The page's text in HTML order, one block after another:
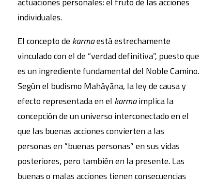
individuales.
El concepto de karmaestá estrechamente
vinculado con el de “verdad definitiva”, puesto que
es un ingrediente fundamental del Noble Camino.
Según el budismo Mahāyāna, la ley de causa y
efecto representada en el karmaimplica la
concepción de un universo interconectado en el
que las buenas acciones convierten a las
personas en “buenas personas” en sus vidas
posteriores, pero también en la presente. Las
buenas o malas acciones tienen consecuencias